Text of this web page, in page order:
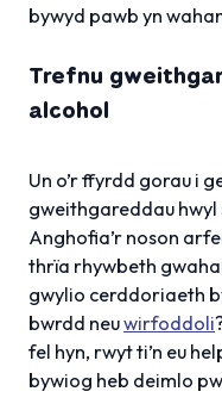
bywyd pawb yn
Trefnu
alcohol
Un o’r ffyrdd gorau i
gweithgareddau
Anghofia’r noson
thrïa rhywbeth
gwylio cerddoriaeth
bwrdd neuwirfoddoli
fel hyn, rwyt ti’n eu
bywiog heb deimlo